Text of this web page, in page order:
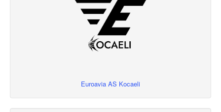
Euroavia AS Kocaeli